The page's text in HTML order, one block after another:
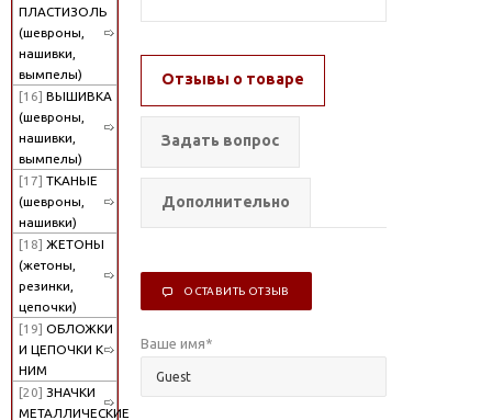
ПЛАСТИЗОЛЬ
(шевроны,
нашивки,
вымпелы)
[16] ВЫШИВКА
(шевроны,
нашивки,
вымпелы)
[17] ТКАНЫЕ
(шевроны,
нашивки)
[18] ЖЕТОНЫ
(жетоны,
резинки,
цепочки)
[19] ОБЛОЖКИ
И ЦЕПОЧКИ К
НИМ
[20] ЗНАЧКИ
МЕТАЛЛИЧЕСКИЕ
Отзывы о товаре
Задать вопрос
Дополнительно
ОСТАВИТЬ ОТЗЫВ
Ваше имя*